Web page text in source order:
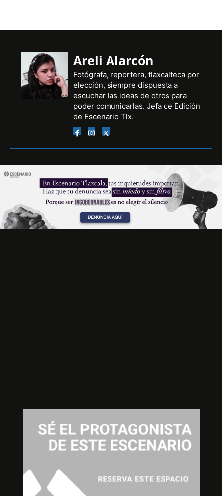
Areli Alarcón
Fotógrafa, reportera, tlaxcalteca por
elección, siempre dispuesta a
escuchar las ideas de otros para
poder comunicarlas. Jefa de Edición
de Escenario Tlx.